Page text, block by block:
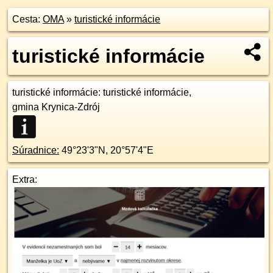
Cesta: OMA» turistické informácie
turistické informácie
turistické informácie: turistické informácie,
gmina Krynica-Zdrój
Súradnice: 49°23'3"N , 20°57'4"E
Extra: